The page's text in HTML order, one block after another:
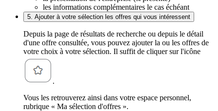
les informations complémentaires le cas échéant
5. Ajouter à votre sélection les offres qui vous intéressent
Depuis la page de résultats de recherche ou depuis le détail
d'une offre consultée, vous pouvez ajouter la ou les offres de
votre choix à votre sélection. Il suffit de cliquer sur l'icône
.
Vous les retrouverez ainsi dans votre espace personnel,
rubrique « Ma sélection d'offres ».